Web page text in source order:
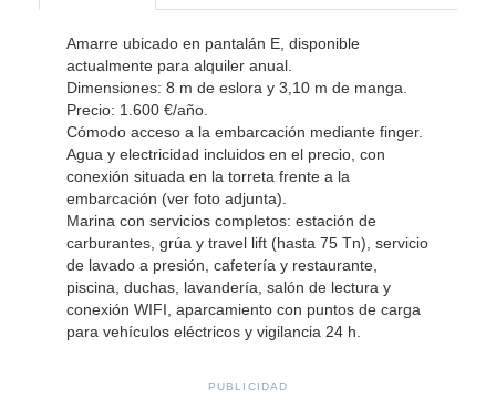
Amarre ubicado en pantalán E, disponible
actualmente para alquiler anual.
Dimensiones: 8 m de eslora y 3,10 m de manga.
Precio: 1.600 €/año.
Cómodo acceso a la embarcación mediante finger.
Agua y electricidad incluidos en el precio, con
conexión situada en la torreta frente a la
embarcación (ver foto adjunta).
Marina con servicios completos: estación de
carburantes, grúa y travel lift (hasta 75 Tn), servicio
de lavado a presión, cafetería y restaurante,
piscina, duchas, lavandería, salón de lectura y
conexión WIFI, aparcamiento con puntos de carga
para vehículos eléctricos y vigilancia 24 h.
PUBLICIDAD